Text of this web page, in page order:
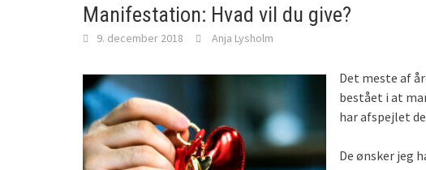
Manifestation: Hvad vil du give?
9. december 2018 Anja Lysholm
Det meste af
bestået i at
har afspejlet
De ønsker jeg